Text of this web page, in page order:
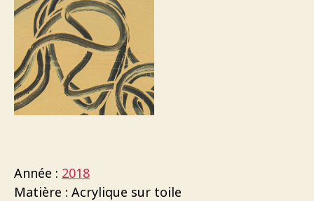
Année : 2018
Matière : Acrylique sur toile